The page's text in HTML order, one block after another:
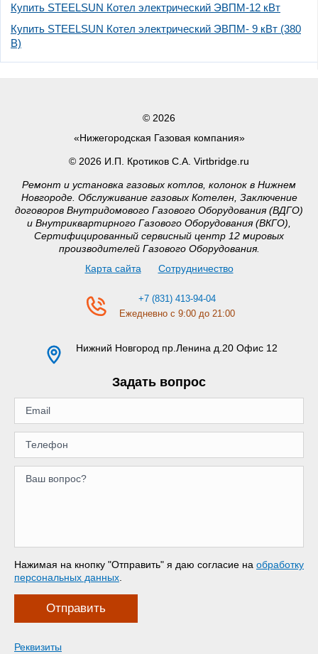
Купить STEELSUN Котел электрический ЭВПМ-12 кВт
Купить STEELSUN Котел электрический ЭВПМ- 9 кВт (380
В)
© 2026
«Нижегородская Газовая компания»
© 2026 И.П. Кротиков С.А. Virtbridge.ru
Ремонт и установка газовых котлов, колонок в Нижнем
Новгороде. Обслуживание газовых Котелен, Заключение
договоров Внутридомового Газового Оборудования (ВДГО)
и Внутриквартирного Газового Оборудования (ВКГО),
Сертифицированный сервисный центр 12 мировых
производителей Газового Оборудования.
Карта сайта
Сотрудничество
+7 (831) 413-94-04
Ежедневно с 9:00 до 21:00
Нижний Новгород пр.Ленина д.20 Офис 12
Задать вопрос
Нажимая на кнопку "Отправить" я даю согласие на обработку
персональных данных
Отправить
Реквизиты